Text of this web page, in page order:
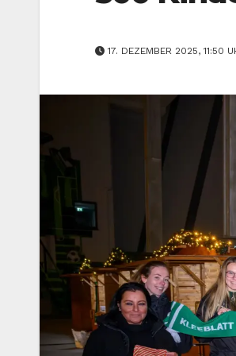
17. DEZEMBER 2025, 11:50